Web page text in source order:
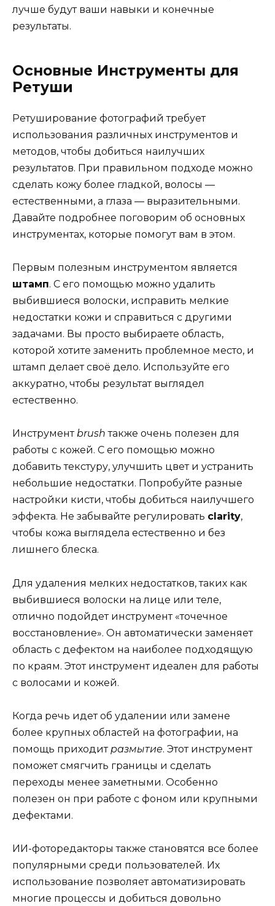
лучше будут ваши навыки и конечные
результаты.
Основные Инструменты для
Ретуши
Ретуширование фотографий требует
использования различных инструментов и
методов, чтобы добиться наилучших
результатов. При правильном подходе можно
сделать кожу более гладкой, волосы —
естественными, а глаза — выразительными.
Давайте подробнее поговорим об основных
инструментах, которые помогут вам в этом.
Первым полезным инструментом является
штамп. С его помощью можно удалить
выбившиеся волоски, исправить мелкие
недостатки кожи и справиться с другими
задачами. Вы просто выбираете область,
которой хотите заменить проблемное место, и
штамп делает своё дело. Используйте его
аккуратно, чтобы результат выглядел
естественно.
Инструментbrush также очень полезен для
работы с кожей. С его помощью можно
добавить текстуру, улучшить цвет и устранить
небольшие недостатки. Попробуйте разные
настройки кисти, чтобы добиться наилучшего
эффекта. Не забывайте регулировать clarity,
чтобы кожа выглядела естественно и без
лишнего блеска.
Для удаления мелких недостатков, таких как
выбившиеся волоски на лице или теле,
отлично подойдет инструмент «точечное
восстановление». Он автоматически заменяет
область с дефектом на наиболее подходящую
по краям. Этот инструмент идеален для работы
с волосами и кожей.
Когда речь идет об удалении или замене
более крупных областей на фотографии, на
помощь приходит размытие. Этот инструмент
поможет смягчить границы и сделать
переходы менее заметными. Особенно
полезен он при работе с фоном или крупными
дефектами.
ИИ-фоторедакторы также становятся все более
популярными среди пользователей. Их
использование позволяет автоматизировать
многие процессы и добиться довольно